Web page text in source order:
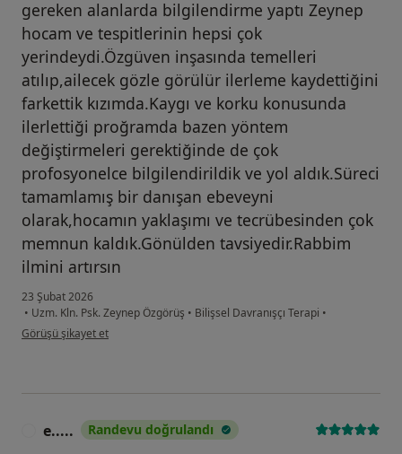
gereken alanlarda bilgilendirme yaptı Zeynep
hocam ve tespitlerinin hepsi çok
yerindeydi.Özgüven inşasında temelleri
atılıp,ailecek gözle görülür ilerleme kaydettiğini
farkettik kızımda.Kaygı ve korku konusunda
ilerlettiği proğramda bazen yöntem
değiştirmeleri gerektiğinde de çok
profosyonelce bilgilendirildik ve yol aldık.Süreci
tamamlamış bir danışan ebeveyni
olarak,hocamın yaklaşımı ve tecrübesinden çok
memnun kaldık.Gönülden tavsiyedir.Rabbim
ilmini artırsın
23 Şubat 2026
• Uzm. Kln. Psk. Zeynep Özgörüş • Bilişsel Davranışçı Terapi •
kullanıcının görüşüne göre es....
Görüşü şikayet et
e..... Randevu doğrulandı